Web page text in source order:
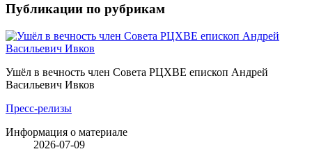
Публикации по рубрикам
Ушёл в вечность член Совета РЦХВЕ епископ Андрей
Васильевич Ивков
Пресс-релизы
Информация о материале
2026-07-09